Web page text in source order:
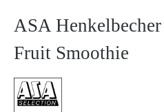
ASA
Fruit Smoothie